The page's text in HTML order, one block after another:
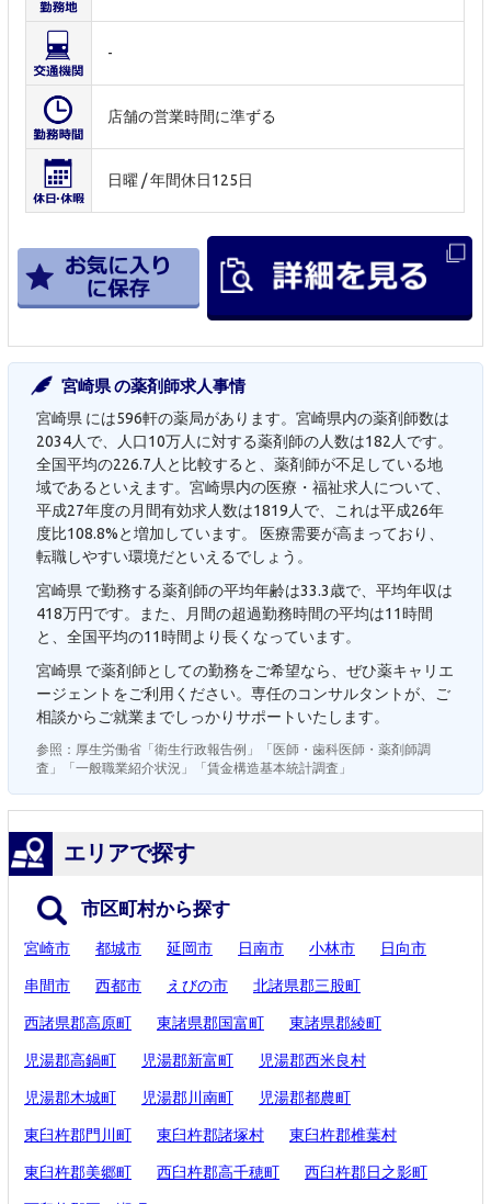
-
店舗の営業時間に準ずる
日曜 / 年間休日125日
宮崎県 の薬剤師求人事情
宮崎県 には596軒の薬局があります。宮崎県内の薬剤師数は
2034人で、人口10万人に対する薬剤師の人数は182人です。
全国平均の226.7人と比較すると、薬剤師が不足している地
域であるといえます。宮崎県内の医療・福祉求人について、
平成27年度の月間有効求人数は1819人で、これは平成26年
度比108.8%と増加しています。 医療需要が高まっており、
転職しやすい環境だといえるでしょう。
宮崎県 で勤務する薬剤師の平均年齢は33.3歳で、平均年収は
418万円です。また、月間の超過勤務時間の平均は11時間
と、全国平均の11時間より長くなっています。
宮崎県 で薬剤師としての勤務をご希望なら、ぜひ薬キャリエ
ージェントをご利用ください。専任のコンサルタントが、ご
相談からご就業までしっかりサポートいたします。
参照：厚生労働省「衛生行政報告例」「医師・歯科医師・薬剤師調
査」「一般職業紹介状況」「賃金構造基本統計調査」
エリアで探す
市区町村から探す
宮崎市 都城市 延岡市 日南市 小林市 日向市
串間市 西都市 えびの市 北諸県郡三股町
西諸県郡高原町 東諸県郡国富町 東諸県郡綾町
児湯郡高鍋町 児湯郡新富町 児湯郡西米良村
児湯郡木城町 児湯郡川南町 児湯郡都農町
東臼杵郡門川町 東臼杵郡諸塚村 東臼杵郡椎葉村
東臼杵郡美郷町 西臼杵郡高千穂町 西臼杵郡日之影町